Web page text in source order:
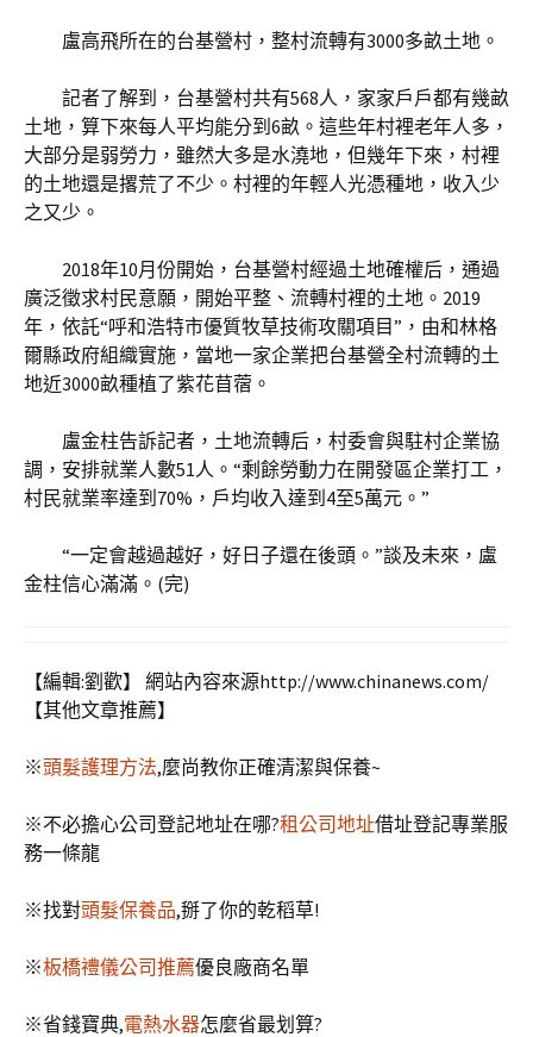
盧高飛所在的台基營村，整村流轉有3000多畝土地。
記者了解到，台基營村共有568人，家家戶戶都有幾畝
土地，算下來每人平均能分到6畝。這些年村裡老年人多，
大部分是弱勞力，雖然大多是水澆地，但幾年下來，村裡
的土地還是撂荒了不少。村裡的年輕人光憑種地，收入少
之又少。
2018年10月份開始，台基營村經過土地確權后，通過
廣泛徵求村民意願，開始平整、流轉村裡的土地。2019
年，依託“呼和浩特市優質牧草技術攻關項目”，由和林格
爾縣政府組織實施，當地一家企業把台基營全村流轉的土
地近3000畝種植了紫花苜蓿。
盧金柱告訴記者，土地流轉后，村委會與駐村企業協
調，安排就業人數51人。“剩餘勞動力在開發區企業打工，
村民就業率達到70%，戶均收入達到4至5萬元。”
“一定會越過越好，好日子還在後頭。”談及未來，盧
金柱信心滿滿。(完)
【編輯:劉歡】 網站內容來源http://www.chinanews.com/
【其他文章推薦】
※頭髮護理方法,麼尚教你正確清潔與保養~
※不必擔心公司登記地址在哪?租公司地址借址登記專業服
務一條龍
※找對頭髮保養品,掰了你的乾稻草!
※板橋禮儀公司推薦優良廠商名單
※省錢寶典,電熱水器怎麼省最划算?